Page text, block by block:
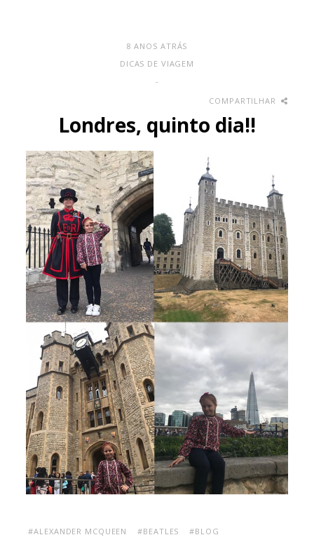
8 ANOS ATRÁS
DICAS DE VIAGEM
-
COMPARTILHAR
Londres, quinto dia!!
#ALEXANDER MCQUEEN #BEATLES #BLOG